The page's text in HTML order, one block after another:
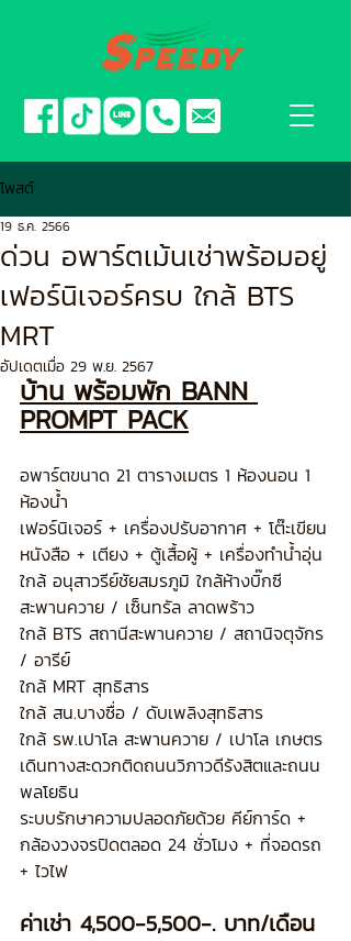
โพสต์
ด่วน อพาร์ตเม้นเช่าพร้อมอยู่
เฟอร์นิเจอร์ครบ ใกล้ BTS
MRT
19 ธ.ค. 2566
อัปเดตเมื่อ 29 พ.ย. 2567
บ้าน พร้อมพัก BANN
PROMPT PACK
อพาร์ตขนาด 21 ตารางเมตร 1 ห้องนอน 1
ห้องน้ำ
เฟอร์นิเจอร์ + เครื่องปรับอากาศ + โต๊ะเขียน
หนังสือ + เตียง + ตู้เสื้อผู้ + เครื่องทำน้ำอุ่น
ใกล้ อนุสาวรีย์ชัยสมรภูมิ ใกล้ห้างบิ๊กซี
สะพานควาย / เซ็นทรัล ลาดพร้าว
ใกล้ BTS สถานีสะพานควาย / สถานิจตุจักร
/ อารีย์
ใกล้ MRT สุทธิสาร
ใกล้ สน.บางซื่อ / ดับเพลิงสุทธิสาร
ใกล้ รพ.เปาโล สะพานควาย / เปาโล เกษตร
เดินทางสะดวกติดถนนวิภาวดีรังสิตและถนน
พลโยธิน
ระบบรักษาความปลอดภัยด้วย คีย์การ์ด +
กล้องวงจรปิดตลอด 24 ชั่วโมง + ที่จอดรถ
+ ไวไฟ
ค่าเช่า 4,500-5,500-. บาท/เดือน